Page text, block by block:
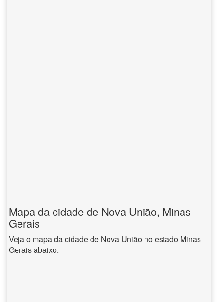
Mapa da cidade de Nova União, Minas
Gerais
Veja o mapa da cidade de Nova União no estado Minas
Gerais abaixo: